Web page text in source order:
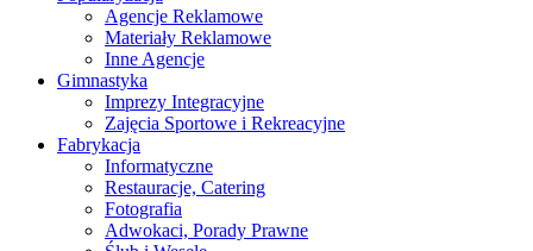
Agencje Reklamowe
Materiały Reklamowe
Inne Agencje
Gimnastyka
Imprezy Integracyjne
Zajęcia Sportowe i Rekreacyjne
Fabrykacja
Informatyczne
Restauracje, Catering
Fotografia
Adwokaci, Porady Prawne